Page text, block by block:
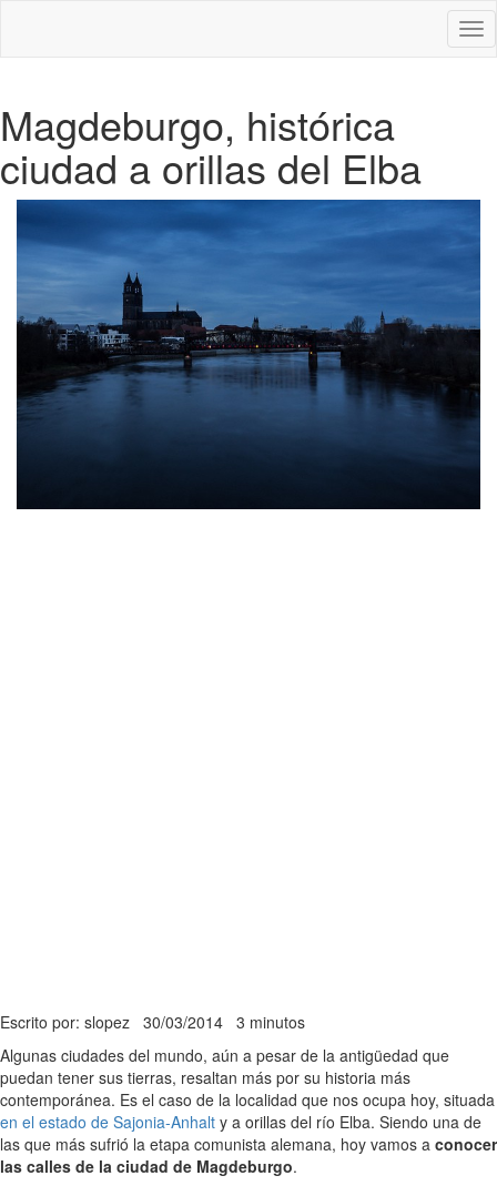
Magdeburgo, histórica
ciudad a orillas del Elba
Escrito por: slopez 30/03/2014 3 minutos
Algunas ciudades del mundo, aún a pesar de la antigüedad que
puedan tener sus tierras, resaltan más por su historia más
contemporánea. Es el caso de la localidad que nos ocupa hoy, situada
en el estado de Sajonia-Anhalt y a orillas del río Elba. Siendo una de
las que más sufrió la etapa comunista alemana, hoy vamos a conocer
las calles de la ciudad de Magdeburgo.